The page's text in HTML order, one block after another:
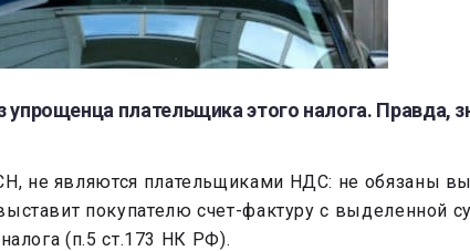
плательщика этого налога. Правда,
являются плательщиками НДС: не обязаны
покупателю счет-фактуру с выделенной
(п.5 ст.173 НК РФ).